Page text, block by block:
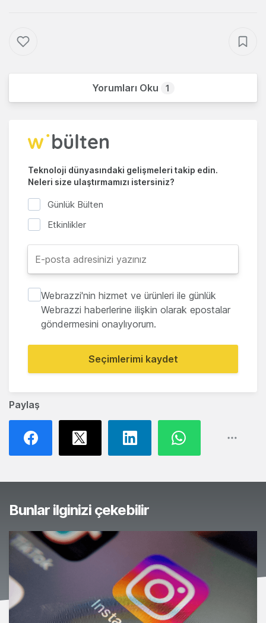
Paylaş
Yorumları Oku 1
Teknoloji dünyasındaki gelişmeleri takip edin.
Neleri size ulaştırmamızı istersiniz?
Günlük Bülten
Etkinlikler
Webrazzi'nin hizmet ve ürünleri ile günlük
Webrazzi haberlerine ilişkin olarak epostalar
göndermesini onaylıyorum.
Seçimlerimi kaydet
Bunlar ilginizi çekebilir